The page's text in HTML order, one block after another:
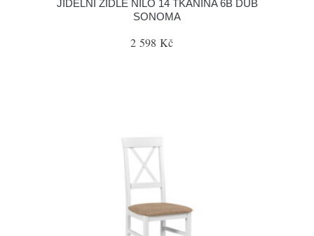
JÍDELNÍ ŽIDLE NILO 14 TKANINA 6B DUB
SONOMA
2 598 Kč